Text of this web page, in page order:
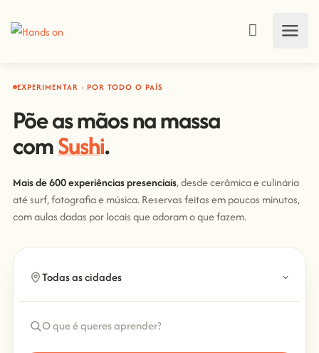
EXPERIMENTAR · POR TODO O PAÍS
Põe as mãos na massa
comSushi.
Mais de 600 experiências presenciais, desde cerâmica e culinária
até surf, fotografia e música. Reservas feitas em poucos minutos,
com aulas dadas por locais que adoram o que fazem.